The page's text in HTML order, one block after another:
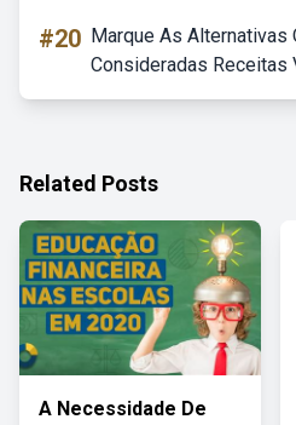
#20 Marque As Alternativas
Consideradas Receitas
Related Posts
A Necessidade De